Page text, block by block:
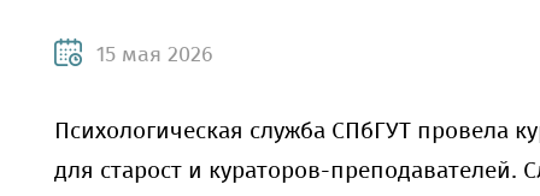
15 мая 2026
Психологическая служба СПбГУТ провела
для старост и кураторов-преподавателей.